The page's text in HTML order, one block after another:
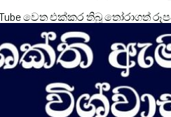
වෙත එක්කර තිබූ තෝරාගත්